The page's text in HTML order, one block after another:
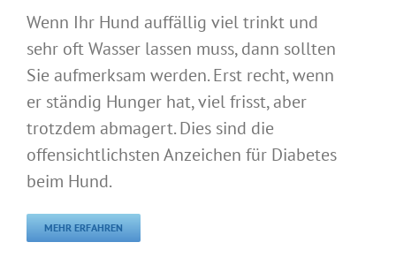
Wenn Ihr Hund auffällig viel trinkt und
sehr oft Wasser lassen muss, dann sollten
Sie aufmerksam werden. Erst recht, wenn
er ständig Hunger hat, viel frisst, aber
trotzdem abmagert. Dies sind die
offensichtlichsten Anzeichen für Diabetes
beim Hund.
MEHR ERFAHREN